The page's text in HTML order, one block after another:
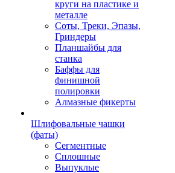
круги на пластике и
металле
Соты, Треки, Эпазы,
Гриндеры
Планшайбы для
станка
Баффы для
финишной
полировки
Алмазные фикерты
Шлифовальные чашки
(фаты)
Сегментные
Сплошные
Выпуклые